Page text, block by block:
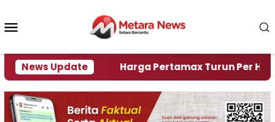
konten
News Update
Krisi Air Harga Pertamax Turun Per Hari Ini,